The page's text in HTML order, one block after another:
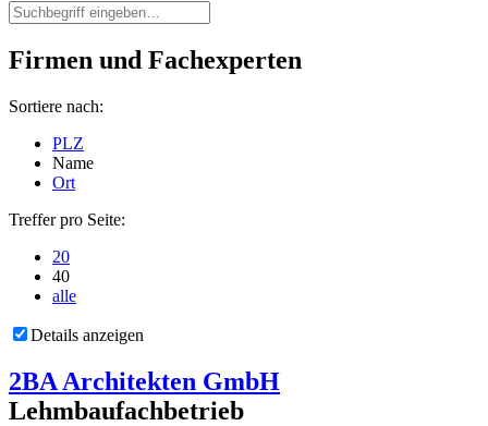
Firmen und Fachexperten
Sortiere nach:
PLZ
Name
Ort
Treffer pro Seite:
20
40
alle
Details anzeigen
2BA Architekten GmbH
Lehmbaufachbetrieb